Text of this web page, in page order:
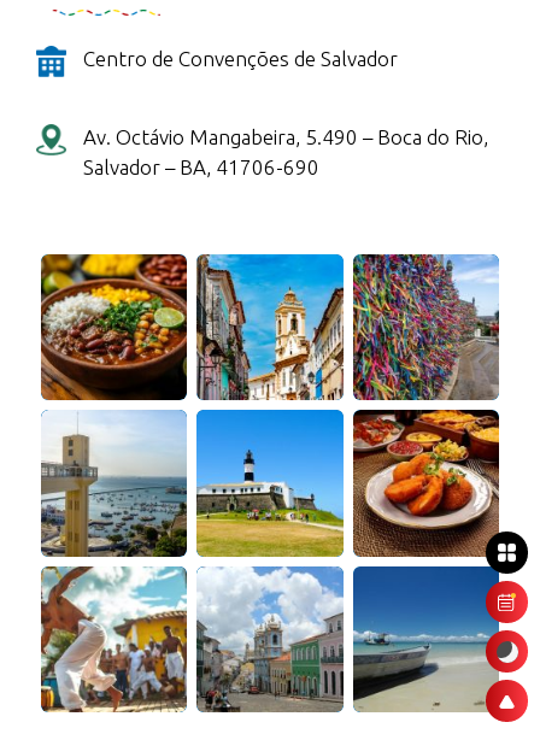
Centro de Convenções de Salvador
Av. Octávio Mangabeira, 5.490 – Boca do Rio,
Salvador – BA, 41706-690